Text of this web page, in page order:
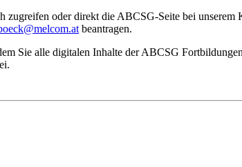
oder direkt die ABCSG-Seite bei unserem
beantragen.
Sie alle digitalen Inhalte der ABCSG